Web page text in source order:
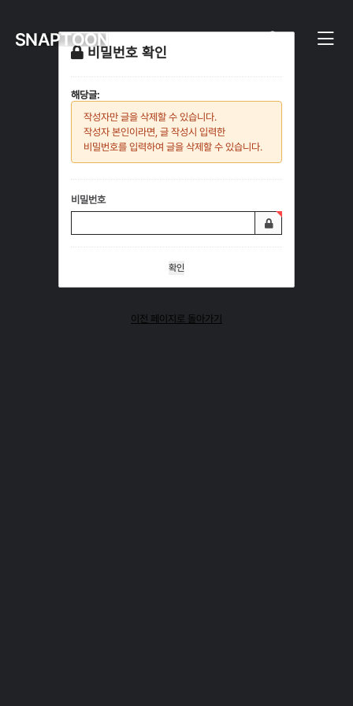
비밀번호 확인
해당글:
작성자만 글을 삭제할 수 있습니다.
작성자 본인이라면, 글 작성시 입력한
비밀번호를 입력하여 글을 삭제할 수 있습니다.
비밀번호
이전 페이지로 돌아가기